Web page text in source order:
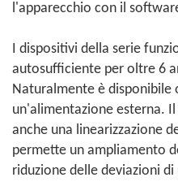
l'apparecchio con il
I dispositivi della serie
autosufficiente per oltre 6
Naturalmente è disponibile
un'alimentazione esterna.
anche una linearizzazione
permette un ampliamento
riduzione delle deviazioni di